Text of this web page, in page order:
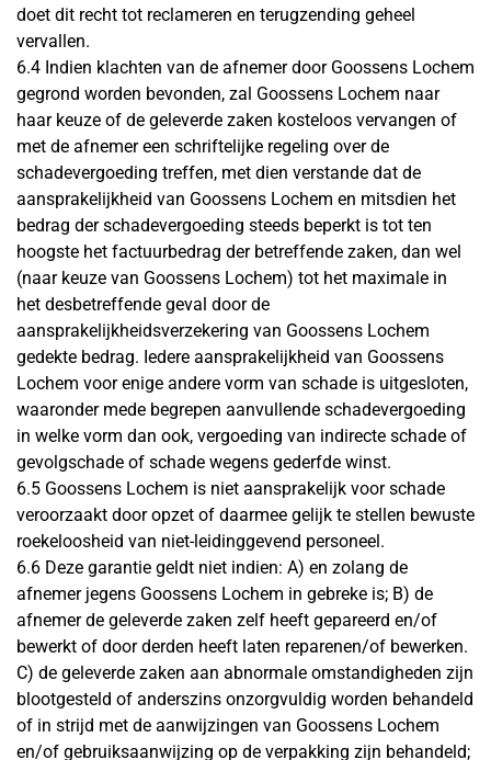
doet dit recht tot reclameren en terugzending geheel
vervallen.
6.4 Indien klachten van de afnemer door Goossens Lochem
gegrond worden bevonden, zal Goossens Lochem naar
haar keuze of de geleverde zaken kosteloos vervangen of
met de afnemer een schriftelijke regeling over de
schadevergoeding treffen, met dien verstande dat de
aansprakelijkheid van Goossens Lochem en mitsdien het
bedrag der schadevergoeding steeds beperkt is tot ten
hoogste het factuurbedrag der betreffende zaken, dan wel
(naar keuze van Goossens Lochem) tot het maximale in
het desbetreffende geval door de
aansprakelijkheidsverzekering van Goossens Lochem
gedekte bedrag. Iedere aansprakelijkheid van Goossens
Lochem voor enige andere vorm van schade is uitgesloten,
waaronder mede begrepen aanvullende schadevergoeding
in welke vorm dan ook, vergoeding van indirecte schade of
gevolgschade of schade wegens gederfde winst.
6.5 Goossens Lochem is niet aansprakelijk voor schade
veroorzaakt door opzet of daarmee gelijk te stellen bewuste
roekeloosheid van niet-leidinggevend personeel.
6.6 Deze garantie geldt niet indien: A) en zolang de
afnemer jegens Goossens Lochem in gebreke is; B) de
afnemer de geleverde zaken zelf heeft gepareerd en/of
bewerkt of door derden heeft laten reparenen/of bewerken.
C) de geleverde zaken aan abnormale omstandigheden zijn
blootgesteld of anderszins onzorgvuldig worden behandeld
of in strijd met de aanwijzingen van Goossens Lochem
en/of gebruiksaanwijzing op de verpakking zijn behandeld;